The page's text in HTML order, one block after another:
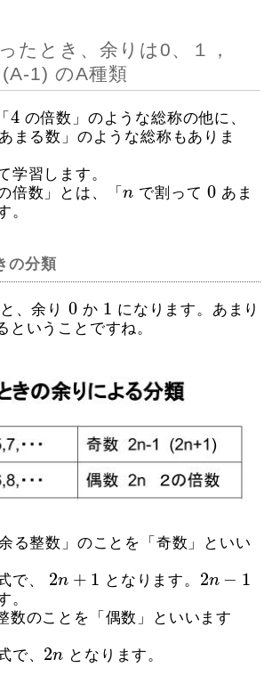
たとき、余りは0、１，
(A-1) のA種類
4
4の倍数」のような総称の他に、
あまる数」のような総称もありま
学習します。
倍数」とは、「n
n で割って0
0 あま
。
の分類
、余り 0
0か 1
1 になります。あまり
ということですね。
る整数」のことを「奇数」といい
で、 2n + 1
2n +1 となります。 2n − 1
2n
。
数のことを「偶数」といいます
で、 2n
2n となります。